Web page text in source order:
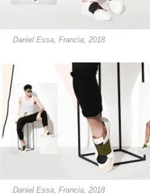
Daniel Essa, Francia, 2018
Daniel Essa, Francia, 2018